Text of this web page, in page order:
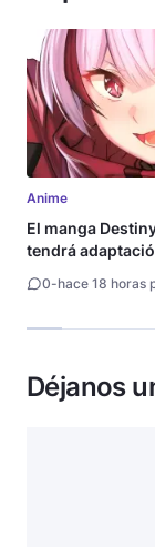
Anime
El manga
tendrá
0-hace 18 horas
Déjanos